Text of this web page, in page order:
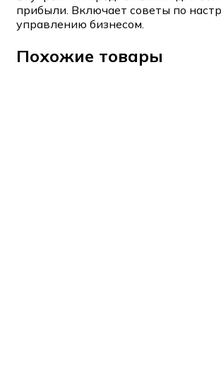
прибыли. Включает советы по
управлению бизнесом.
Похожие товары